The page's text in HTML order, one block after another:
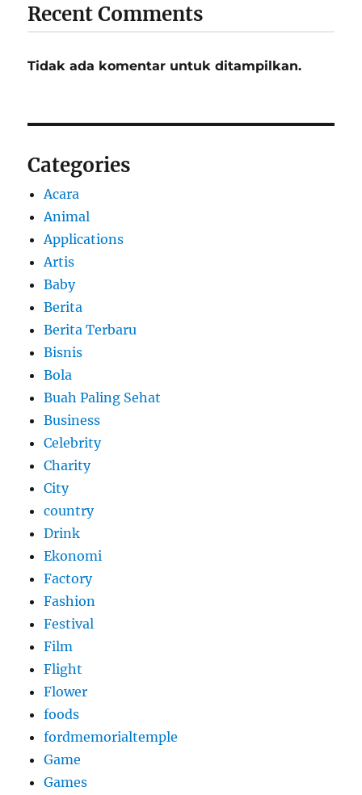
Recent Comments
Tidak ada komentar untuk ditampilkan.
Categories
Acara
Animal
Applications
Artis
Baby
Berita
Berita Terbaru
Bisnis
Bola
Buah Paling Sehat
Business
Celebrity
Charity
City
country
Drink
Ekonomi
Factory
Fashion
Festival
Film
Flight
Flower
foods
fordmemorialtemple
Game
Games